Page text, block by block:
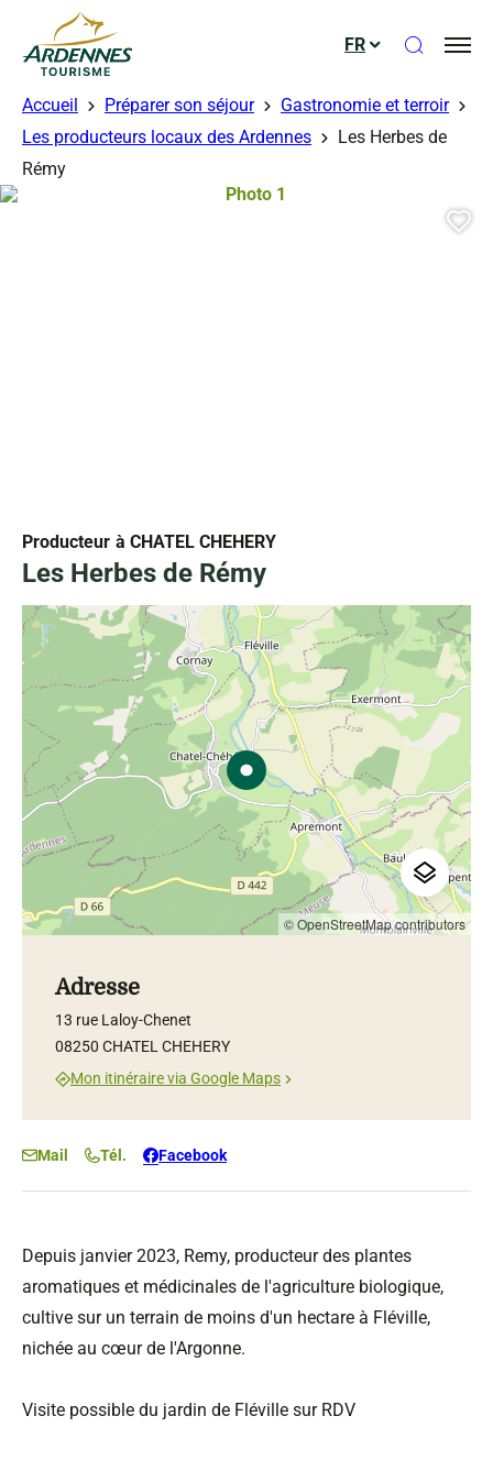
ADT des Ardennes
FR Ouvrir
Accueil Préparer son séjour
Gastronomie et terroir
Les producteurs locaux des Ardennes
Les Herbes de
Rémy
Producteur à CHATEL CHEHERY
Les Herbes de Rémy
Photo 1, © Droits gérés – Les
Depuis janvier 2023, Remy, producteur des plantes
aromatiques et médicinales de l'agriculture biologique,
cultive sur un terrain de moins d'un hectare à Fléville,
nichée au cœur de l'Argonne.
Visite possible du jardin de Fléville sur RDV
© OpenStreetMap contributors
Adresse
13 rue Laloy-Chenet
08250 CHATEL CHEHERY
Mon itinéraire via Google Maps
Mail Tél. Facebook